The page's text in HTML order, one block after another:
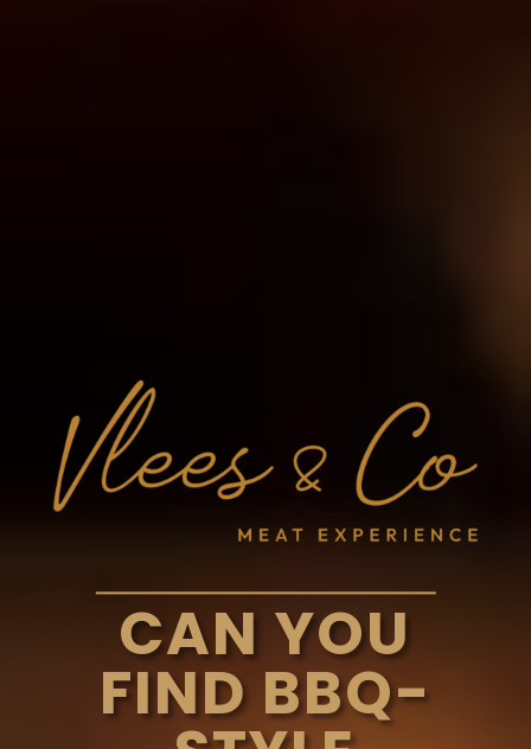
CAN YOU
FIND BBQ-